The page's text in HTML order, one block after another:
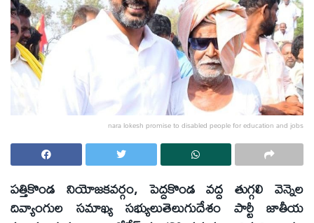
nara lokesh promise to disabled people for education and jobs
పత్తికొండ నియోజకవర్గం, పెద్దకొండ వద్ద తుగ్గలి వెన్నెల
దివ్యాంగుల సమాఖ్య సభ్యులుతెలుగుదేశం పార్టీ జాతీయ